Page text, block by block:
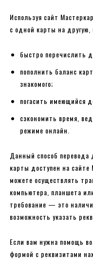
Используя сайт
с одной карты на
быстро перечислить
пополнить баланс
знакомого;
погасить имеющийся
сэкономить время,
режиме онлайн.
Данный способ перевода
карты доступен на
можете осуществлять
компьютера, планшета
требование — это
возможность указать
Если вам нужна помощь
формой с реквизитами